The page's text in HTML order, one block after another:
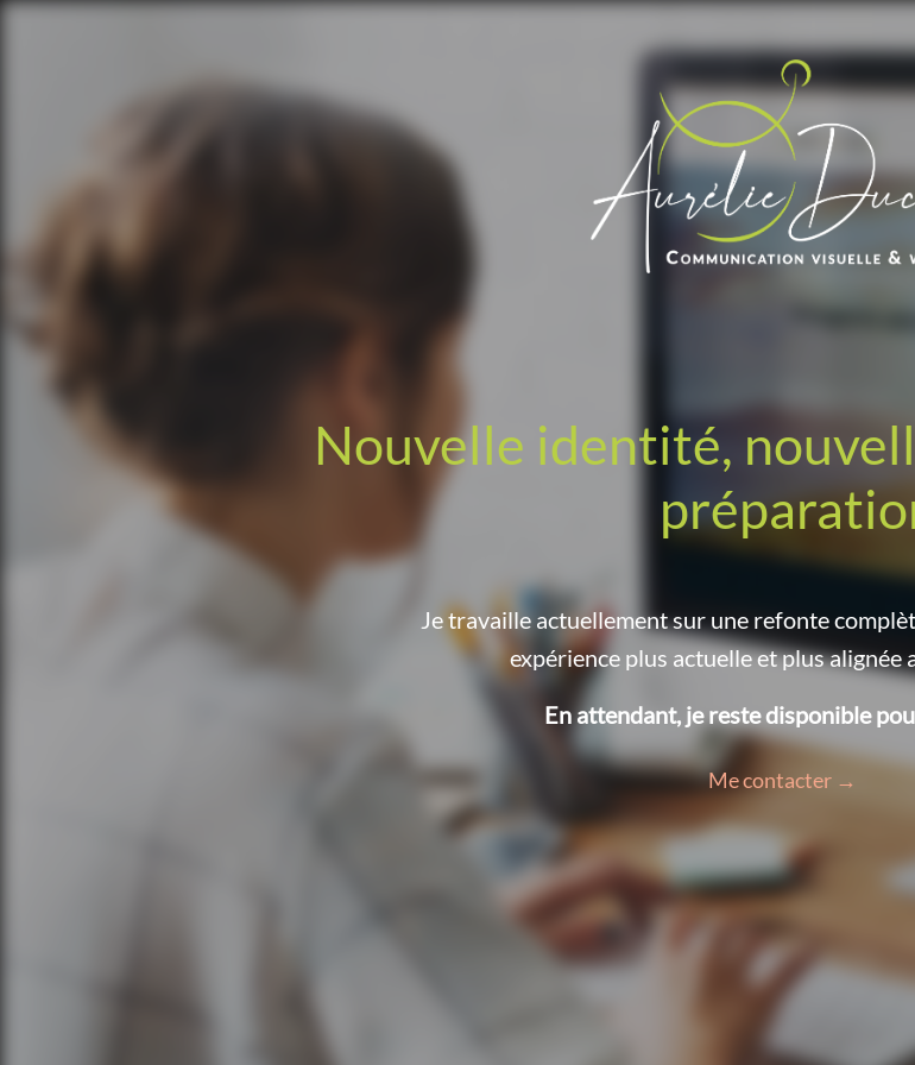
Nouvelle identité,
Je travaille actuellement sur une refonte
expérience plus actuelle et plus alignée
En attendant, je reste disponible
Me contacter →